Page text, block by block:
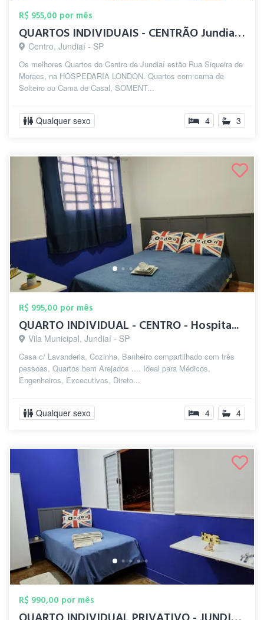
R$ 955,00 por mês
QUARTOS INDIVIDUAIS - CENTRÃO Jundiaí c...
Centro, Jundiaí - SP
Os melhores Quartos do Centro de Jundiaí estão Rua Siqueira de
Moraes, na HOSPEDARIA LONDON. Quartos com cama de
Solteiro ou Cama de Casal, SOMENT...
Qualquer sexo 4 3
R$ 995,00 por mês
QUARTO INDIVIDUAL - CENTRO - Hospita...
Vila Municipal, Jundiaí - SP
Casa c/ Lavanderia, Cozinha, Banheiro compartilhado com três
pessoas, Quartos bem Arejados .... Ideal para Médicos,
Engenheiros, Excecutivos, Direto...
Qualquer sexo 4 4
R$ 990,00 por mês